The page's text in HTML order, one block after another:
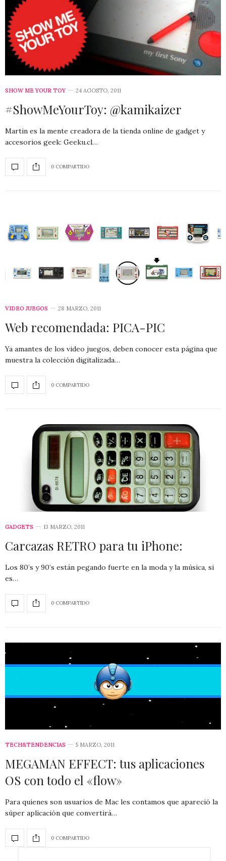
SHOW ME YOUR TOY 24 AGOSTO, 2011
#ShowMeYourToy: @kamikaizer
Martin es la mente creadora de la tienda online de gadget y
accesorios geek: Geeku.cl…
0 COMPARTIDO
VIDEO JUEGOS 28 MARZO, 2011
Web recomendada: PICA-PIC
Ya amantes de los video juegos, deben conocer esta página que
muestra la colección digitalizada…
0 COMPARTIDO
GADGETS 13 MARZO, 2011
Carcazas RETRO para tu iPhone:
Los 80’s y 90’s están pegando fuerte en la moda y la música, si
es…
0 COMPARTIDO
TECH&TENDENCIAS 5 MARZO, 2011
MEGAMAN EFFECT: tus aplicaciones
OS con todo el «flow»
Para quienes son usuarios de Mac les contamos que apareció la
súper aplicación que convertirá…
0 COMPARTIDO